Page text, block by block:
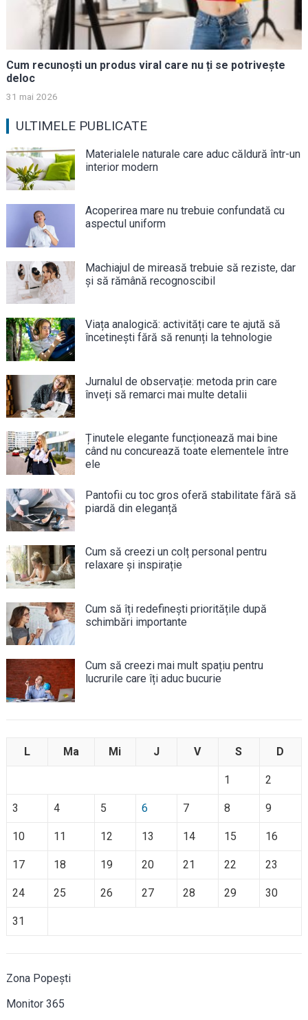
Cum recunoști un produs viral care nu ți se potrivește
deloc
31 mai 2026
ULTIMELE PUBLICATE
Materialele naturale care aduc căldură într-un
interior modern
Acoperirea mare nu trebuie confundată cu
aspectul uniform
Machiajul de mireasă trebuie să reziste, dar
și să rămână recognoscibil
Viața analogică: activități care te ajută să
încetinești fără să renunți la tehnologie
Jurnalul de observație: metoda prin care
înveți să remarci mai multe detalii
Ținutele elegante funcționează mai bine
când nu concurează toate elementele între
ele
Pantofii cu toc gros oferă stabilitate fără să
piardă din eleganță
Cum să creezi un colț personal pentru
relaxare și inspirație
Cum să îți redefinești prioritățile după
schimbări importante
Cum să creezi mai mult spațiu pentru
lucrurile care îți aduc bucurie
L Ma Mi J V S D
1 2
3 4 5 6 7 8 9
10 11 12 13 14 15 16
17 18 19 20 21 22 23
24 25 26 27 28 29 30
31
Zona Popești
Monitor 365